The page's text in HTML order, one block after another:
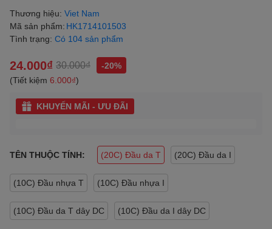
Thương hiệu: Viet Nam
Mã sản phẩm: HK1714101503
Tình trạng: Có 104 sản phẩm
24.000₫ 30.000₫
-20%
(Tiết kiệm 6.000₫)
KHUYẾN MÃI - ƯU ĐÃI
TÊN THUỘC TÍNH: (20C) Đầu da T (20C) Đầu da I
(10C) Đầu nhựa T (10C) Đầu nhựa I
(10C) Đầu da T dây DC (10C) Đầu da I dây DC